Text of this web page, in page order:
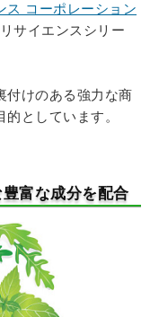
ス コーポレーション
サイエンスシリー
付けのある強力な商
的としています。
富な成分を配合